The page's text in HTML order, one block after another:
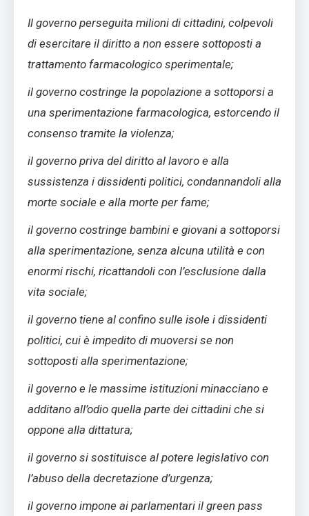
Il governo perseguita milioni di cittadini, colpevoli
di esercitare il diritto a non essere sottoposti a
trattamento farmacologico sperimentale;
il governo costringe la popolazione a sottoporsi a
una sperimentazione farmacologica, estorcendo il
consenso tramite la violenza;
il governo priva del diritto al lavoro e alla
sussistenza i dissidenti politici, condannandoli alla
morte sociale e alla morte per fame;
il governo costringe bambini e giovani a sottoporsi
alla sperimentazione, senza alcuna utilità e con
enormi rischi, ricattandoli con l’esclusione dalla
vita sociale;
il governo tiene al confino sulle isole i dissidenti
politici, cui è impedito di muoversi se non
sottoposti alla sperimentazione;
il governo e le massime istituzioni minacciano e
additano all’odio quella parte dei cittadini che si
oppone alla dittatura;
il governo si sostituisce al potere legislativo con
l’abuso della decretazione d’urgenza;
il governo impone ai parlamentari il green pass